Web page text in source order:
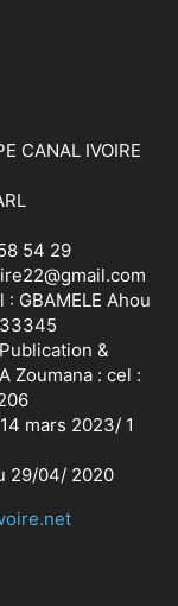
CANAL IVOIRE
54 29
GBAMELE Ahou
&
Zoumana : cel :
mars 2023/ 1
29/04/ 2020